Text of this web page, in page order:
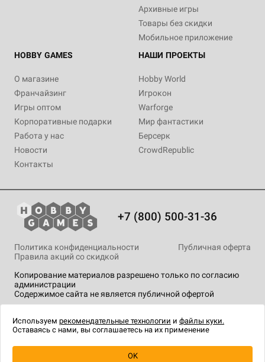
Архивные игры
Товары без скидки
Мобильное приложение
HOBBY GAMES
О магазине
Франчайзинг
Игры оптом
Корпоративные подарки
Работа у нас
Новости
Контакты
НАШИ ПРОЕКТЫ
Hobby World
Игрокон
Warforge
Мир фантастики
Берсерк
CrowdRepublic
+7 (800) 500-31-36
Копирование материалов разрешено только по согласию
администрации
Содержимое сайта не является публичной офертой
Политика конфиденциальности
Публичная оферта
Правила акций со скидкой
технологии .
Используем рекомендательные технологии и файлы куки.
Оставаясь с нами, вы соглашаетесь на их применение
OK